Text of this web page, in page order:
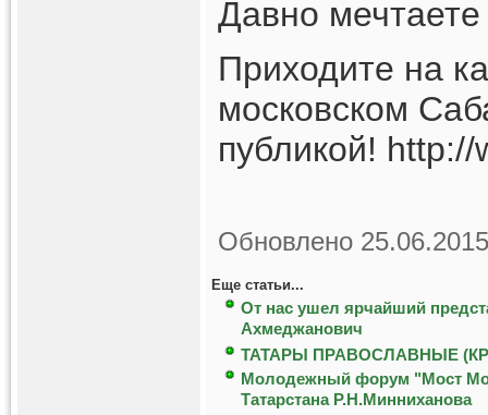
Давно
Приходите на
московском
публикой!
Обновлено
Еще статьи...
От нас ушел ярчайший
Ахмеджанович
ТАТАРЫ ПРАВОСЛАВНЫЕ
Молодежный форум "Мост
Татарстана Р.Н.Минниханова